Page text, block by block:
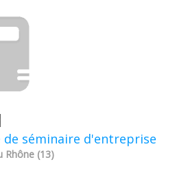
de séminaire d'entreprise
Rhône (13)